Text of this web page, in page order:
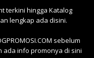
terkini hingga Katalog
lengkap ada disini.
sebelum
ada info promonya di sini